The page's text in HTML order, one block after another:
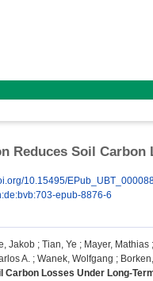
Reduces Soil Carbon
10.15495/
epub-8876-6
Jakob ; Tian, Ye ; Mayer, Mathias ;
A. ; Wanek, Wolfgang ;
Losses Under Long-